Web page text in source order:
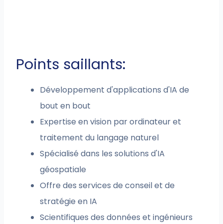
Points saillants:
Développement d'applications d'IA de
bout en bout
Expertise en vision par ordinateur et
traitement du langage naturel
Spécialisé dans les solutions d'IA
géospatiale
Offre des services de conseil et de
stratégie en IA
Scientifiques des données et ingénieurs